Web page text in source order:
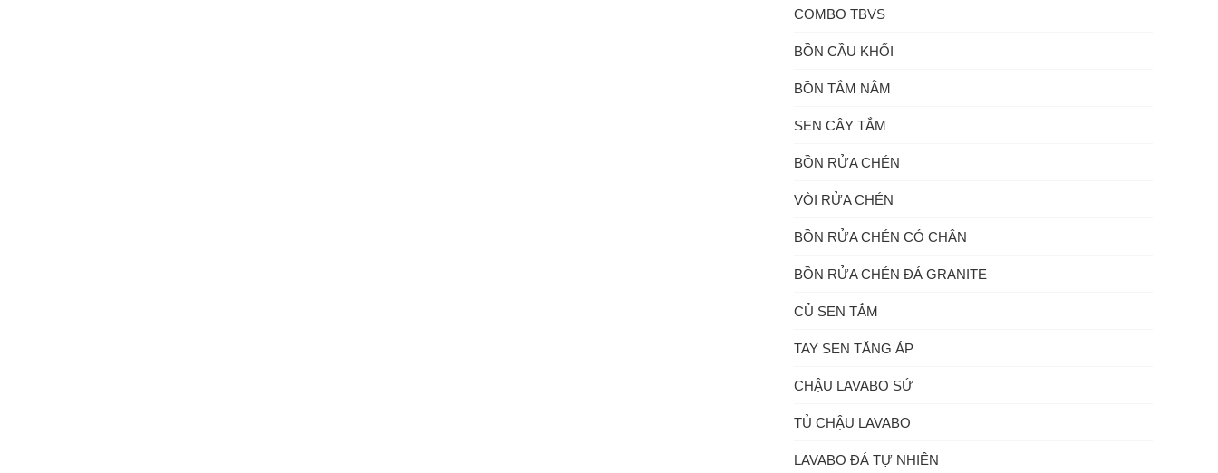
COMBO TBVS
BỒN CẦU KHỐI
BỒN TẮM NẰM
SEN CÂY TẮM
BỒN RỬA CHÉN
VÒI RỬA CHÉN
BỒN RỬA CHÉN CÓ CHÂN
BỒN RỬA CHÉN ĐÁ GRANITE
CỦ SEN TẮM
TAY SEN TĂNG ÁP
CHẬU LAVABO SỨ
TỦ CHẬU LAVABO
LAVABO ĐÁ TỰ NHIÊN